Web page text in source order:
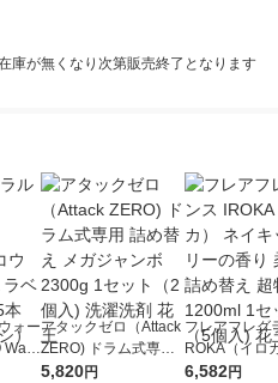
庫が無くなり次第販売終了となります
ォー
Wate
アタックゼロ（Attack
ZERO) ドラム式専用
詰め替え メガジャン
5,820円
フレアフレグ
ROKA（イロ
イキッドリリ
6,582円